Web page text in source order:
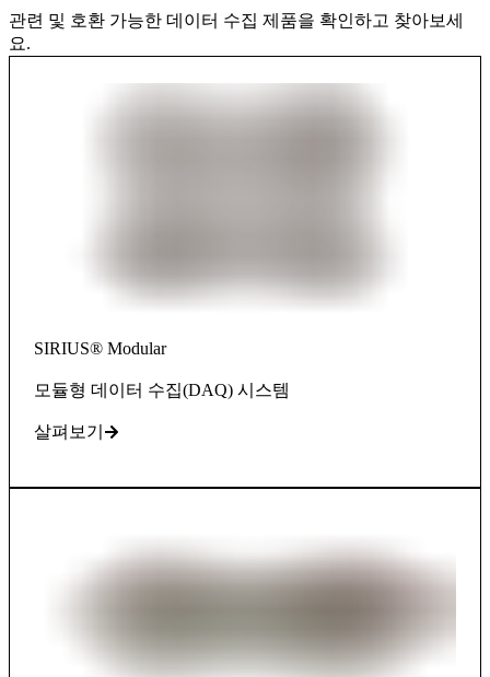
관련 및 호환 가능한 데이터 수집 제품을 확인하고 찾아보세
요.
SIRIUS® Modular
모듈형 데이터 수집(DAQ) 시스템
살펴보기